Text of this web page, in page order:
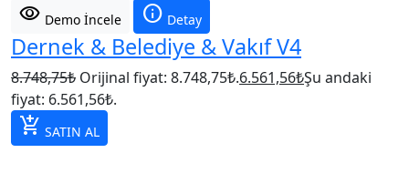
visibility Demo İncele info Detay
Dernek & Belediye & Vakıf V4
8.748,75₺ Orijinal fiyat: 8.748,75₺.6.561,56₺Şu andaki
fiyat: 6.561,56₺.
add_shopping_cart SATIN AL